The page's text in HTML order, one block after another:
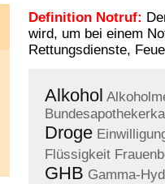
Definition Notruf:
wird, um bei einem
Rettungsdienste,
Alkohol
Droge
Flüssigkeit
GHB Gamma-